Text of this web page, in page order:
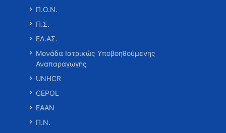
Π.Ο.Ν.
Π.Σ.
ΕΛ.ΑΣ.
Μονάδα Ιατρικώς Υποβοηθούμενης
Αναπαραγωγής
UNHCR
CEPOL
ΕΑΑΝ
Π.Ν.